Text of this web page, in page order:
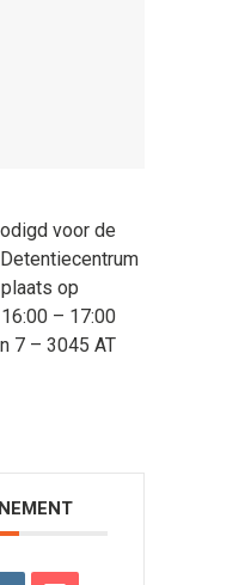
voor de
op
– 17:00
7 – 3045 AT